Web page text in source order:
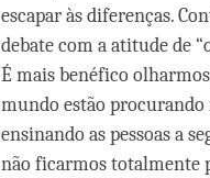
escapar às diferenças.
debate com a atitude de
É mais benéfico
mundo estão
ensinando as pessoas a
não ficarmos totalmente